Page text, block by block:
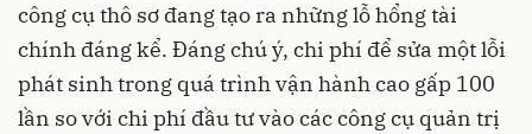
công cụ thô sơ đang tạo ra những lỗ hổng tài
chính đáng kể. Đáng chú ý, chi phí để sửa một lỗi
phát sinh trong quá trình vận hành cao gấp 100
lần so với chi phí đầu tư vào các công cụ quản trị